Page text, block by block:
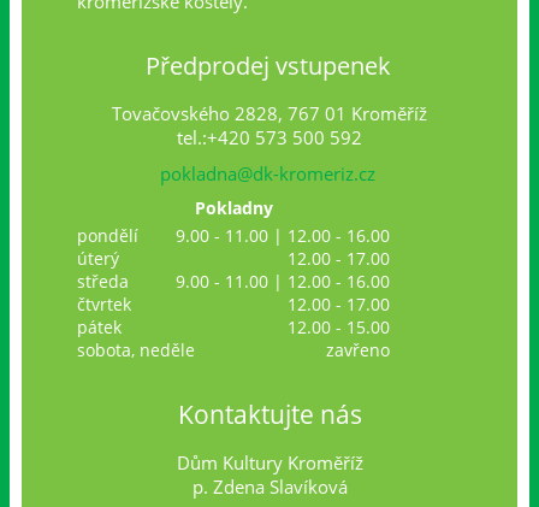
Předprodej vstupenek
Tovačovského 2828, 767 01 Kroměříž
tel.:+420 573 500 592
pokladna@dk-kromeriz.cz
Pokladny
pondělí
9.00 - 11.00 | 12.00 - 16.00
úterý
12.00 - 17.00
středa
9.00 - 11.00 | 12.00 - 16.00
čtvrtek
12.00 - 17.00
pátek
12.00 - 15.00
sobota, neděle
zavřeno
Kontaktujte nás
Dům Kultury Kroměříž
p. Zdena Slavíková